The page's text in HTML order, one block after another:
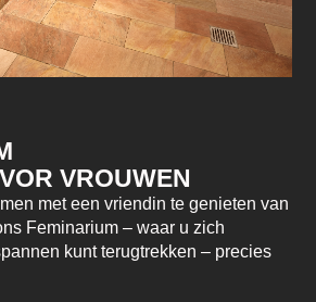
VROUWEN
met een vriendin te genieten van
Feminarium – waar u zich
kunt terugtrekken – precies